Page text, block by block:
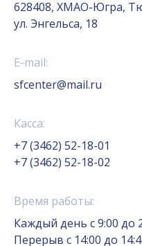
628408, ХМАО-Югра,
ул. Энгельса, 18
E-mail:
sfcenter@mail.ru
Касса:
+7 (3462) 52-18-01
+7 (3462) 52-18-02
Время работы:
Каждый день с 9:00 до
Перерыв с 14:00 до